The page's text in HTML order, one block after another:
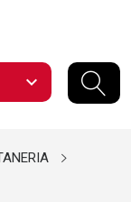
expand_more